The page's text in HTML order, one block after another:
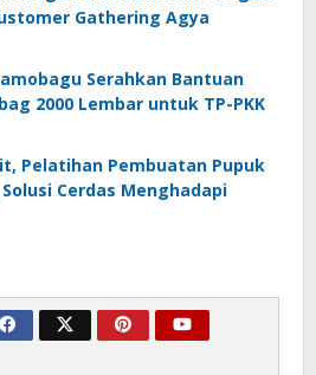
Gathering Agya
Serahkan Bantuan
2000 Lembar untuk TP-PKK
Pelatihan Pembuatan Pupuk
Cerdas Menghadapi